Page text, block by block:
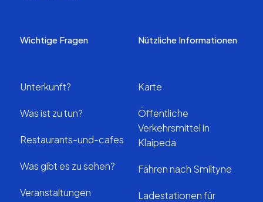
Wichtige Fragen
Unterkunft?
Was ist zu tun?
Restaurants-und-cafes
Was gibt es zu sehen?
Veranstaltungen
Nützliche Informationen
Karte
Öffentliche
Verkehrsmittel in
Klaipeda
Fähren nach Smiltyne
Ladestationen für